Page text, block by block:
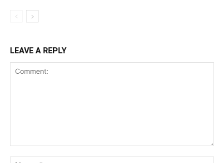
LEAVE A REPLY